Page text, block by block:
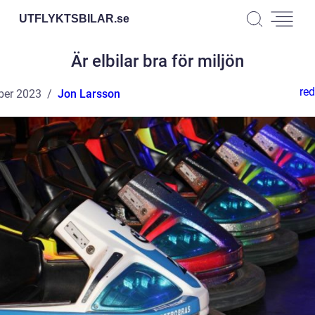
UTFLYKTSBILAR.se
Är elbilar bra för miljön
2023 Jon Larsson